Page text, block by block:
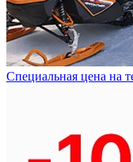
Специальная цена на